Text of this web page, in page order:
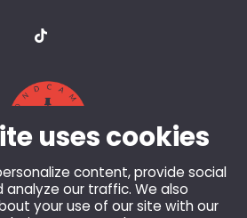
uses cookies
content, provide social
our traffic. We also
your use of our site with our